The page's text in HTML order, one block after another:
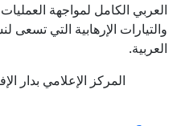
العربي الكامل لمواجهة
والتيارات الإرهابية التي
العربية.
المركز الإعلامي بدار الإفتاء